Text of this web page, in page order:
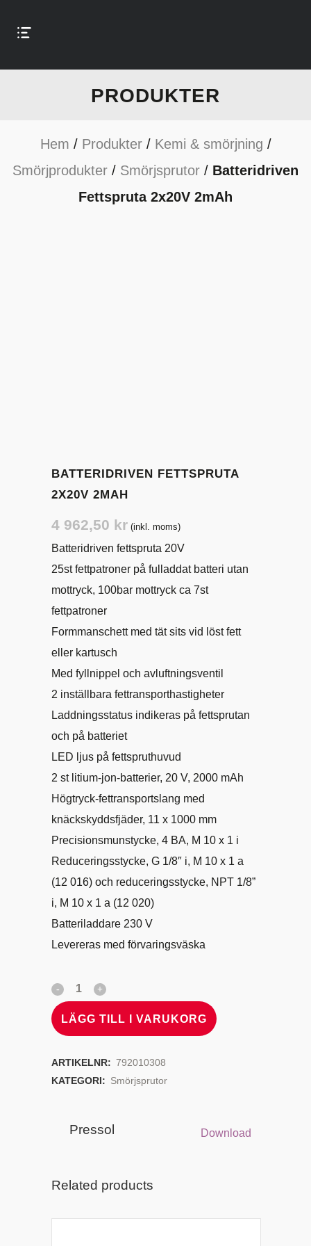
PRODUKTER
Hem / Produkter/ Kemi & smörjning /
Smörjprodukter / Smörjsprutor / Batteridriven
Fettspruta 2x20V 2mAh
BATTERIDRIVEN FETTSPRUTA
2X20V 2MAH
4 962,50 kr (inkl. moms)
Batteridriven fettspruta 20V
25st fettpatroner på fulladdat batteri utan
mottryck, 100bar mottryck ca 7st
fettpatroner
Formmanschett med tät sits vid löst fett
eller kartusch
Med fyllnippel och avluftningsventil
2 inställbara fettransporthastigheter
Laddningsstatus indikeras på fettsprutan
och på batteriet
LED ljus på fettspruthuvud
2 st litium-jon-batterier, 20 V, 2000 mAh
Högtryck-fettransportslang med
knäckskyddsfjäder, 11 x 1000 mm
Precisionsmunstycke, 4 BA, M 10 x 1 i
Reduceringsstycke, G 1/8″ i, M 10 x 1 a
(12 016) och reduceringsstycke, NPT 1/8”
i, M 10 x 1 a (12 020)
Batteriladdare 230 V
Levereras med förvaringsväska
LÄGG TILL I VARUKORG
ARTIKELNR: 792010308
KATEGORI: Smörjsprutor
Pressol Download
Related products